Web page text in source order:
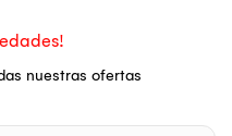
nuestras ofertas